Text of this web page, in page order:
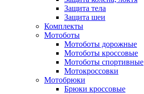
Защита тела
Защита шеи
Комплекты
Мотоботы
Мотоботы дорожные
Мотоботы кроссовые
Мотоботы спортивные
Мотокроссовки
Мотобрюки
Брюки кроссовые